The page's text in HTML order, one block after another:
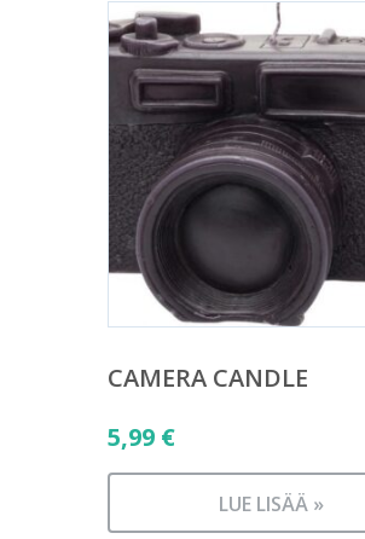
CAMERA CANDLE
5,99 €
LUE LISÄÄ »